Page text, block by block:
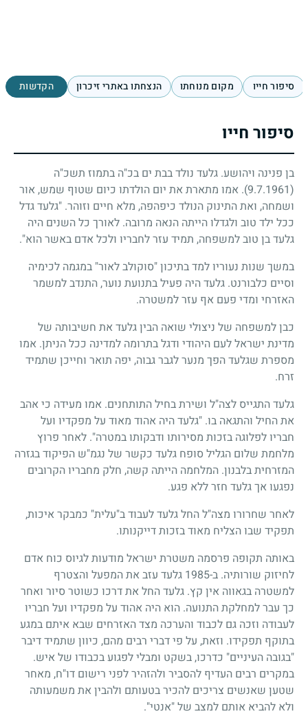
סיפור חייו מקום מנוחתו הנצחתו באתרי זיכרון הקדשות
סיפור חייו
בן פנינה ויהושע. גלעד נולד בבת ים בכ"ה בתמוז תשכ"ה
(9.7.1961)
. אמו מתארת את יום הולדתו כיום שטוף שמש, אור
ושמחה, ואת התינוק הנולד כיפהפה, מלא חיים וזוהר. "גלעד גדל
ככל ילד טוב ולגדלו הייתה הנאה מרובה. לאורך כל השנים היה
גלעד בן טוב למשפחה, תמיד עזר לחבריו ולכל אדם באשר הוא".
במשך שנות נעוריו למד בתיכון "סוקולב לאור" במגמה לכימיה
וסיים כלבורנט. גלעד היה פעיל בתנועת נוער, התנדב למשמר
האזרחי ומדי פעם אף עזר למשטרה.
כבן למשפחה של ניצולי שואה הבין גלעד את חשיבותה של
מדינת ישראל לעם היהודי ודגל בתרומה למדינה ככל הניתן. אמו
מספרת שגלעד הפך מנער לגבר גבוה, יפה תואר וחייכן שתמיד
זרח.
גלעד התגייס לצה"ל ושירת בחיל התותחנים. אמו מעידה כי אהב
את החיל והתגאה בו. "גלעד היה אהוד מאוד על מפקדיו ועל
חבריו לפלוגה בזכות מסירותו ודבקותו במטרה". לאחר פרוץ
מלחמת שלום הגליל סופח גלעד כקשר של נגמ"ש הפיקוד בגזרה
המזרחית בלבנון. המלחמה הייתה קשה, חלק מחבריו הקרובים
נפגעו אך גלעד חזר ללא פגע.
לאחר שחרורו מצה"ל החל גלעד לעבוד ב"עלית" כמבקר איכות,
תפקיד שבו הצליח מאוד בזכות דייקנותו.
באותה תקופה פרסמה משטרת ישראל מודעות לגיוס כוח אדם
לחיזוק שורותיה. ב-1985 גלעד עזב את המפעל והצטרף
למשטרה בגאווה אין קץ. גלעד החל את דרכו כשוטר סיור ואחר
כך עבר למחלקת התנועה. הוא היה אהוד על מפקדיו ועל חבריו
לעבודה וזכה גם לכבוד והערכה מצד האזרחים שבא איתם במגע
בתוקף תפקידו. וזאת, על פי דברי רבים מהם, כיוון שתמיד דיבר
"בגובה העיניים" כדרכו, בשקט ומבלי לפגוע בכבודו של איש.
במקרים רבים העדיף להסביר ולהזהיר לפני רישום דו"ח, מאחר
שטען שאנשים צריכים להכיר בטעותם ולהבין את משמעותה
ולא להביא אותם למצב של "אנטי".